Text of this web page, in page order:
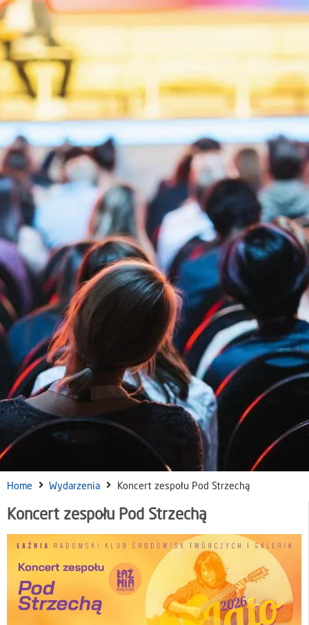
Home Wydarzenia Koncert zespołu Pod Strzechą
Koncert zespołu Pod Strzechą